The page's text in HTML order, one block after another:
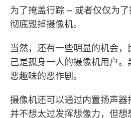
为了掩盖行踪 – 或者仅仅为
彻底毁掉摄像机。
当然，还有一些明显的机会
己是孤身一人的摄像机用户。
恶趣味的恶作剧。
摄像机还可以通过内置扬声器
并不想太过发挥想像力，但